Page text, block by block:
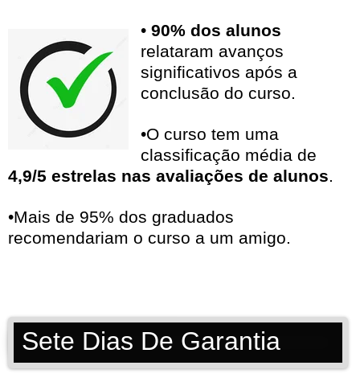
• 90% dos alunos
relataram avanços
significativos após a
conclusão do curso.
•O curso tem uma
classificação média de
4,9/5 estrelas nas avaliações de alunos.
•Mais de 95% dos graduados
recomendariam o curso a um amigo.
Sete Dias De Garantia